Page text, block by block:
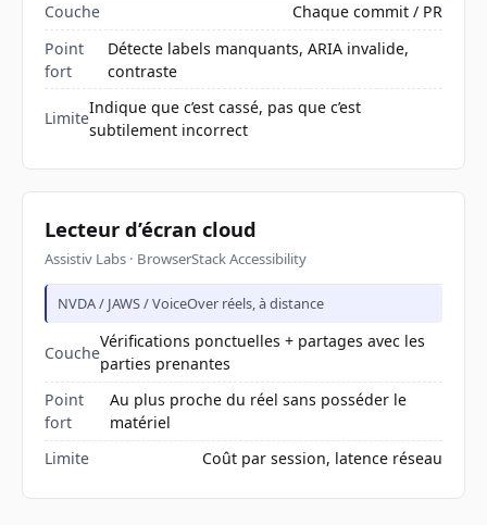
Couche
Chaque commit / PR
Point
fort
Détecte labels manquants, ARIA invalide,
contraste
Limite
Indique que c’est cassé, pas que c’est
subtilement incorrect
Lecteur d’écran cloud
Assistiv Labs · BrowserStack Accessibility
NVDA / JAWS / VoiceOver réels, à distance
Couche
Vérifications ponctuelles + partages avec les
parties prenantes
Point
fort
Au plus proche du réel sans posséder le
matériel
Limite
Coût par session, latence réseau